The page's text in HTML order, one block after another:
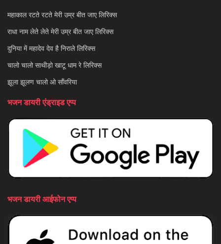
महाकाल रटते रटते मेरी उम्र बीत जाए लिरिक्स
राधा नाम लेते लेते मेरी उम्र बीत जाए लिरिक्स
दुनिया में महादेव देव है निराले लिरिक्स
चालो चालो साथीड़ो खाटू धाम रे लिरिक्स
झूला झूलण चालो ओ साँवरिया
भजन डायरी एंड्राइड एप्प
भजन डायरी आईफोन एप्प